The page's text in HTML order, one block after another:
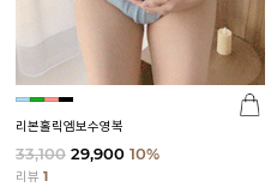
리본홀릭엠보수영복
33,100 29,900 10%
리뷰 1